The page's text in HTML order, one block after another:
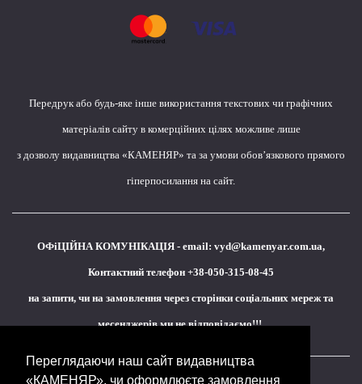
Переглядаючи наш сайт видавництва
«КАМЕНЯР», чи оформлюєте замовлення
Передрук або будь-яке інше використання текстових чи графічних
матеріалів сайту в комерційних цілях можливе лише
з дозволу видавництва «КАМЕНЯР» та за умови обов’язкового прямого
гіперпосилання на сайт.
ОФіЦІЙНА КОМУНІКАЦІЯ - email: vyd@kamenyar.com.ua,
Контактний телефон +38-050-315-08-45
на запити, чи на замовлення через сторінки соціальних мереж та
месенджерів ми не відповідаємо!!!